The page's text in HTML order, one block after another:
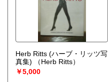
Herb Ritts (ハーブ・リッツ写
真集)
（Herb Ritts）
￥5,000